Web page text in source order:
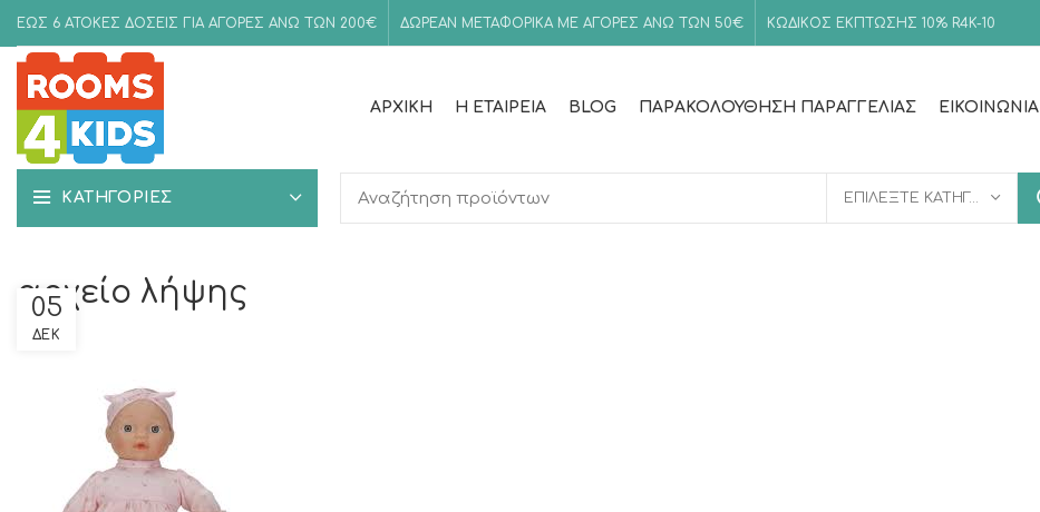
ΕΩΣ 6 ΑΤΟΚΕΣ ΔΟΣΕΙΣ ΓΙΑ ΑΓΟΡΕΣ ΑΝΩ ΤΩΝ 200€ ΔΩΡΕΑΝ ΜΕΤΑΦΟΡΙΚΑ ΜΕ ΑΓΟΡΕΣ ΑΝΩ ΤΩΝ 50€ ΚΩΔΙΚΟΣ ΕΚΠΤΩΣΗΣ 10% R4K-10
ΑΡΧΙΚΉ Η ΕΤΑΙΡΕΊΑ BLOG ΠΑΡΑΚΟΛΟΎΘΗΣΗ ΠΑΡΑΓΓΕΛΊΑΣ ΕΙΚΟΙΝΩΝΊΑ
ΚΑΤΗΓΟΡΙΕΣ ΕΠΙΛΈΞΤΕ ΚΑΤΗΓΟΡΊΑ
αρχείο λήψης
05
ΔΕΚ